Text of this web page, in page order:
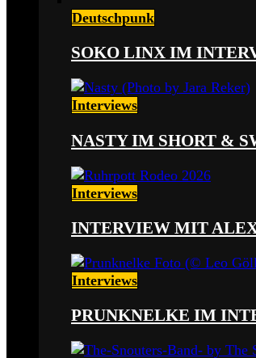
Deutschpunk
SOKO LINX IM
Interviews
NASTY IM SHORT &
Interviews
INTERVIEW MIT
Interviews
PRUNKNELKE IM